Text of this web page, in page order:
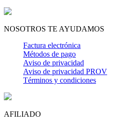
NOSOTROS TE AYUDAMOS
Factura electrónica
Métodos de pago
Aviso de privacidad
Aviso de privacidad PROV
Términos y condiciones
AFILIADO